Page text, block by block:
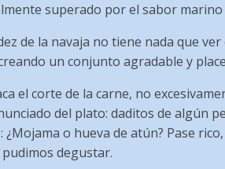
superado por el sabor marino
de la navaja no tiene nada que
un conjunto agradable y
el corte de la carne, no
del plato: daditos de algún
o hueva de atún? Pase
degustar.